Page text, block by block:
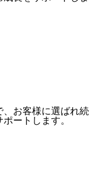
、お客様に選ばれ続
ートします。